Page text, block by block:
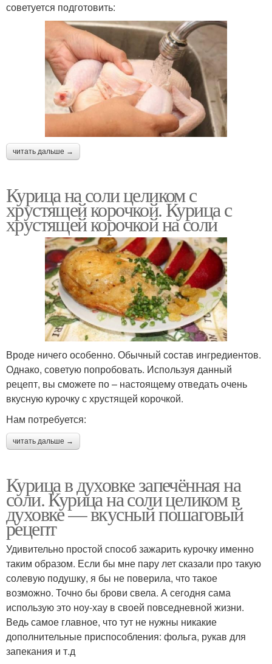
советуется подготовить:
читать дальше →
Курица на соли целиком с
хрустящей корочкой. Курица с
хрустящей корочкой на соли
Вроде ничего особенно. Обычный состав ингредиентов.
Однако, советую попробовать. Используя данный
рецепт, вы сможете по – настоящему отведать очень
вкусную курочку с хрустящей корочкой.
Нам потребуется:
читать дальше →
Курица в духовке запечённая на
соли. Курица на соли целиком в
духовке — вкусный пошаговый
рецепт
Удивительно простой способ зажарить курочку именно
таким образом. Если бы мне пару лет сказали про такую
солевую подушку, я бы не поверила, что такое
возможно. Точно бы брови свела. А сегодня сама
использую это ноу-хау в своей повседневной жизни.
Ведь самое главное, что тут не нужны никакие
дополнительные приспособления: фольга, рукав для
запекания и т.д